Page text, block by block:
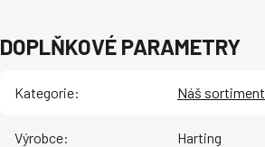
DOPLŇKOVÉ PARAMETRY
Kategorie: Náš sortiment
Výrobce: Harting